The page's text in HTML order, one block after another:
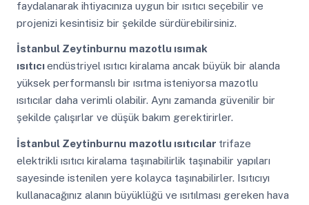
faydalanarak ihtiyacınıza uygun bir ısıtıcı seçebilir ve
projenizi kesintisiz bir şekilde sürdürebilirsiniz.
İstanbul Zeytinburnu mazotlu ısımak
ısıtıcıendüstriyel ısıtıcı kiralama ancak büyük bir alanda
yüksek performanslı bir ısıtma isteniyorsa mazotlu
ısıtıcılar daha verimli olabilir. Aynı zamanda güvenilir bir
şekilde çalışırlar ve düşük bakım gerektirirler.
İstanbul Zeytinburnu mazotlu ısıtıcılar trifaze
elektrikli ısıtıcı kiralama taşınabilirlik taşınabilir yapıları
sayesinde istenilen yere kolayca taşınabilirler. Isıtıcıyı
kullanacağınız alanın büyüklüğü ve ısıtılması gereken hava